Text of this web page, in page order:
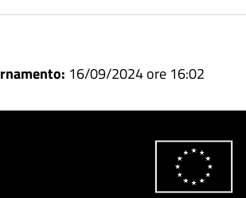
16/09/2024 ore 16:02